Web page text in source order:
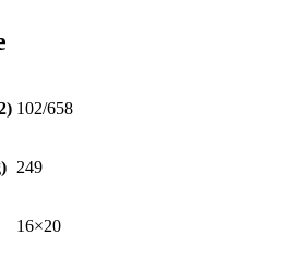
102/658
249
16×20